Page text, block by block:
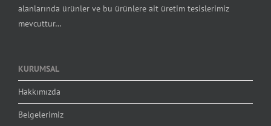
alanlarında ürünler ve bu ürünlere ait üretim tesislerimiz
mevcuttur…
KURUMSAL
Hakkımızda
Belgelerimiz